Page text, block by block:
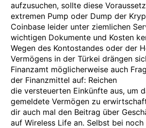
aufzusuchen, sollte diese
extremen Pump oder Dump der
Coinbase leider unter ziemlichen
wichtigen Dokumente und Kosten
Wegen des Kontostandes oder der
Vermögens in der Türkei drängen
Finanzamt möglicherweise auch
der Finanzmittel auf: Reichen
die versteuerten Einkünfte aus, um
gemeldete Vermögen zu
dir auch mal den Beitrag über
auf Wireless Life an. Selbst bei noch